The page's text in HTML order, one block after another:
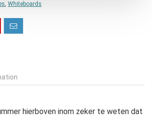
, Whiteboards
hierboven inom zeker te weten dat